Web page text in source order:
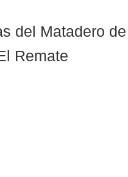
del Matadero de
Remate